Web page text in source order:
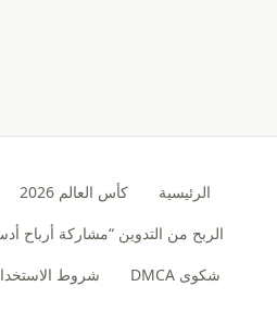
الرئيسية كأس العالم 2026
الربح من التدوين “مشاركة أرباح
شكوى DMCA
شروط